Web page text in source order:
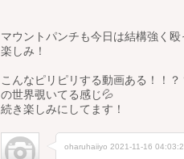
マウントパンチも今日は結構強く
楽しみ！
こんなピリピリする動画ある！！
の世界覗いてる感じ💦
続き楽しみにしてます！
oharuhaiiyo 2021-11-16